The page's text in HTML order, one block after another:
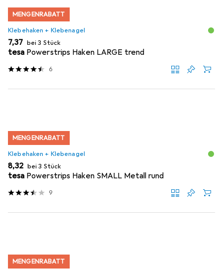
MENGENRABATT
Klebehaken + Klebenagel
EUR
7,37 bei 3 Stück
tesa Powerstrips Haken LARGE trend
6
MENGENRABATT
Klebehaken + Klebenagel
EUR
8,32 bei 3 Stück
tesa Powerstrips Haken SMALL Metall rund
9
MENGENRABATT